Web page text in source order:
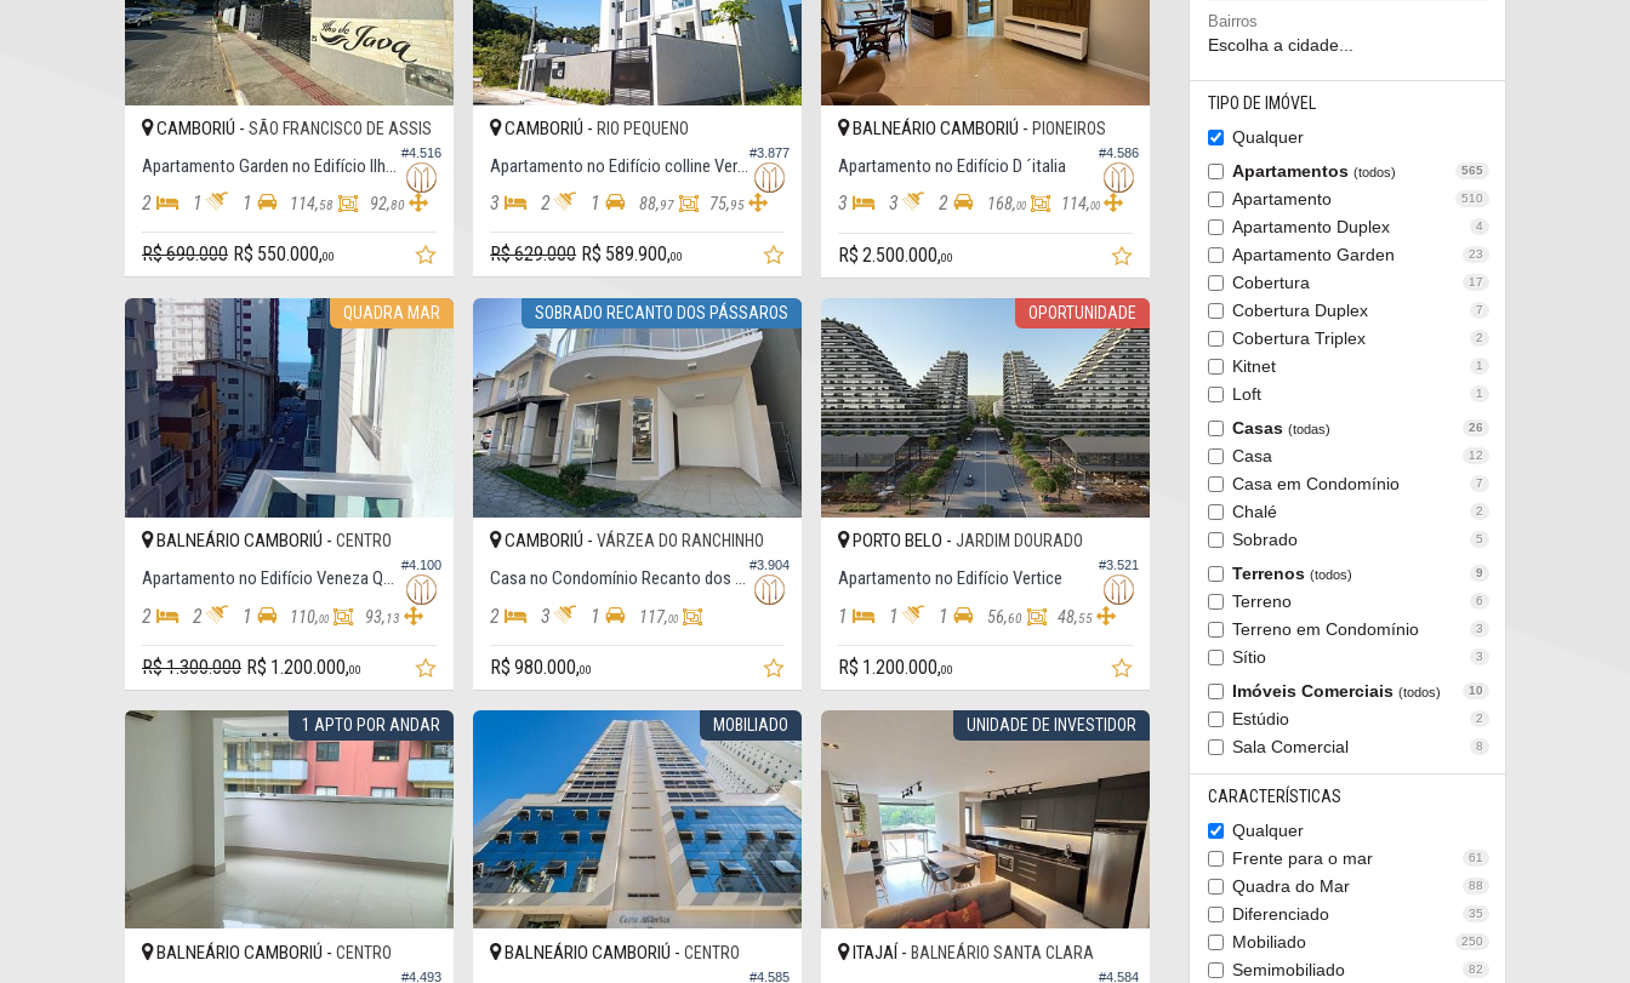
Bairros
Escolha a cidade...
TIPO DE IMÓVEL
Qualquer
Apartamentos (todos) 565
Apartamento 510
Apartamento Duplex 4
Apartamento Garden 23
Cobertura 17
Cobertura Duplex 7
Cobertura Triplex 2
Kitnet 1
Loft 1
Casas (todas) 26
Casa 12
Casa em Condomínio 7
Chalé 2
Sobrado 5
Terrenos (todos) 9
Terreno 6
Terreno em Condomínio 3
Sítio 3
Imóveis Comerciais (todos) 10
Estúdio 2
Sala Comercial 8
CARACTERÍSTICAS
Qualquer
Frente para o mar
61
Quadra do Mar 88
Diferenciado 35
Mobiliado 250
Semimobiliado 82
#4.516
CAMBORIÚ - SÃO FRANCISCO DE ASSIS
Apartamento Garden no Edifício Ilha de Java
2 1 1 114,58 92,80
R$ 690.000 R$ 550.000,00
#3.877
CAMBORIÚ -RIO PEQUENO
Apartamento no Edifício colline Verdi
3 2 1 88,97 75,95
R$ 629.000 R$ 589.900,00
#4.586
BALNEÁRIO CAMBORIÚ -PIONEIROS
Apartamento no Edifício D ´italia
3 3 2 168,00 114,00
R$ 2.500.000,00
QUADRA MAR
#4.100
BALNEÁRIO CAMBORIÚ - CENTRO
Apartamento no Edifício Veneza Quadra Mar
2 2 1 110,00 93,13
R$ 1.300.000 R$ 1.200.000,00
SOBRADO RECANTO DOS PÁSSAROS
#3.904
CAMBORIÚ -VÁRZEA DO RANCHINHO
Casa no Condomínio Recanto dos Pássaros
2 3 1 117,00
R$ 980.000,00
OPORTUNIDADE
#3.521
PORTO BELO -JARDIM DOURADO
Apartamento no Edifício Vertice
1 1 1 56,60 48,55
R$ 1.200.000,00
1 APTO POR ANDAR
#4.493
BALNEÁRIO CAMBORIÚ - CENTRO
MOBILIADO
#4.585
BALNEÁRIO CAMBORIÚ -CENTRO
UNIDADE DE INVESTIDOR
#4.584
ITAJAÍ -BALNEÁRIO SANTA CLARA